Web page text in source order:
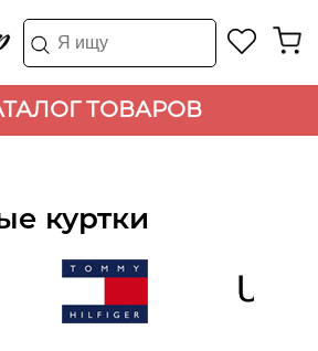
ТОВАРОВ
куртки